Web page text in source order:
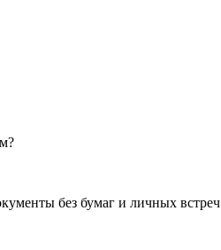
без бумаг и личных встреч